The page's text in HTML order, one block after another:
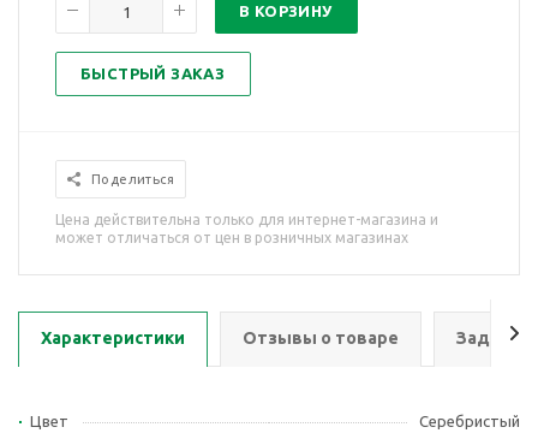
В КОРЗИНУ
БЫСТРЫЙ ЗАКАЗ
Поделиться
Цена действительна только для интернет-магазина и
может отличаться от цен в розничных магазинах
Характеристики Отзывы о товаре Задать
Цвет
Серебристый